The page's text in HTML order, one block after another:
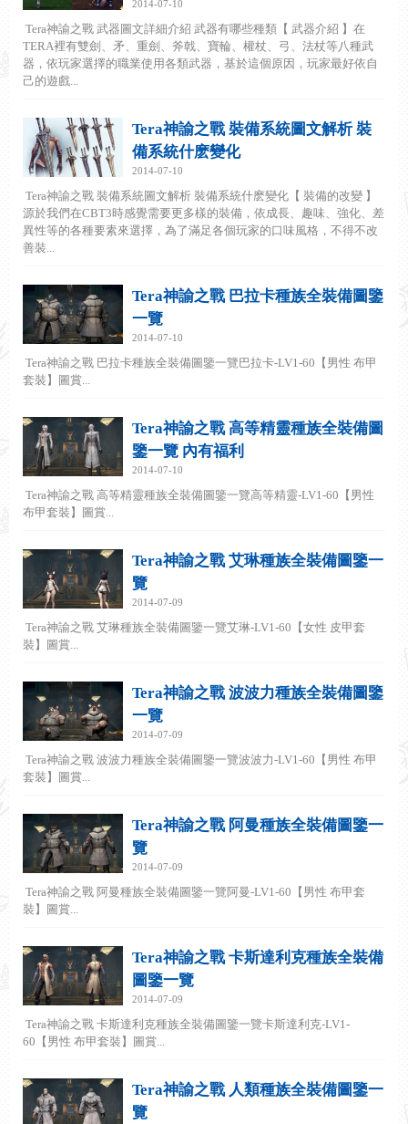
2014-07-10
Tera神諭之戰 武器圖文詳細介紹 武器有哪些種類【 武器介紹 】在
TERA裡有雙劍、矛、重劍、斧戟、寶輪、權杖、弓、法杖等八種武
器，依玩家選擇的職業使用各類武器，基於這個原因，玩家最好依自
己的遊戲...
Tera神諭之戰 裝備系統圖文解析 裝
備系統什麽變化
2014-07-10
Tera神諭之戰 裝備系統圖文解析 裝備系統什麽變化【 裝備的改變 】
源於我們在CBT3時感覺需要更多樣的裝備，依成長、趣味、強化、差
異性等的各種要素來選擇，為了滿足各個玩家的口味風格，不得不改
善裝...
Tera神諭之戰 巴拉卡種族全裝備圖鑒
一覽
2014-07-10
Tera神諭之戰 巴拉卡種族全裝備圖鑒一覽巴拉卡-LV1-60【男性 布甲
套裝】圖賞...
Tera神諭之戰 高等精靈種族全裝備圖
鑒一覽 內有福利
2014-07-10
Tera神諭之戰 高等精靈種族全裝備圖鑒一覽高等精靈-LV1-60【男性
布甲套裝】圖賞...
Tera神諭之戰 艾琳種族全裝備圖鑒一
覽
2014-07-09
Tera神諭之戰 艾琳種族全裝備圖鑒一覽艾琳-LV1-60【女性 皮甲套
裝】圖賞...
Tera神諭之戰 波波力種族全裝備圖鑒
一覽
2014-07-09
Tera神諭之戰 波波力種族全裝備圖鑒一覽波波力-LV1-60【男性 布甲
套裝】圖賞...
Tera神諭之戰 阿曼種族全裝備圖鑒一
覽
2014-07-09
Tera神諭之戰 阿曼種族全裝備圖鑒一覽阿曼-LV1-60【男性 布甲套
裝】圖賞...
Tera神諭之戰 卡斯達利克種族全裝備
圖鑒一覽
2014-07-09
Tera神諭之戰 卡斯達利克種族全裝備圖鑒一覽卡斯達利克-LV1-
60【男性 布甲套裝】圖賞...
Tera神諭之戰 人類種族全裝備圖鑒一
覽